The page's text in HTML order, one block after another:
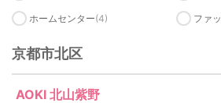
ホームセンター(4) ファ
京都市北区
AOKI 北山紫野